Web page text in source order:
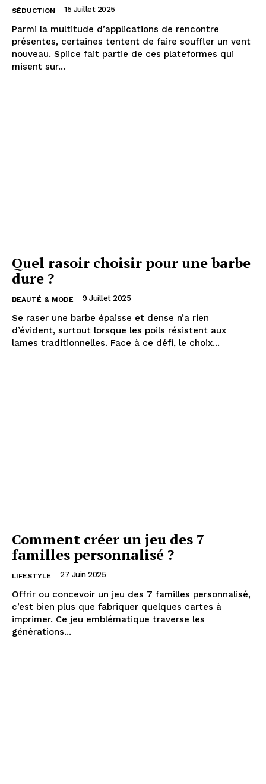
SÉDUCTION 15 Juillet 2025
Parmi la multitude d’applications de rencontre
présentes, certaines tentent de faire souffler un vent
nouveau. Spiice fait partie de ces plateformes qui
misent sur...
Quel rasoir choisir pour une barbe
dure ?
BEAUTÉ & MODE 9 Juillet 2025
Se raser une barbe épaisse et dense n’a rien
d’évident, surtout lorsque les poils résistent aux
lames traditionnelles. Face à ce défi, le choix...
Comment créer un jeu des 7
familles personnalisé ?
LIFESTYLE 27 Juin 2025
Offrir ou concevoir un jeu des 7 familles personnalisé,
c’est bien plus que fabriquer quelques cartes à
imprimer. Ce jeu emblématique traverse les
générations...